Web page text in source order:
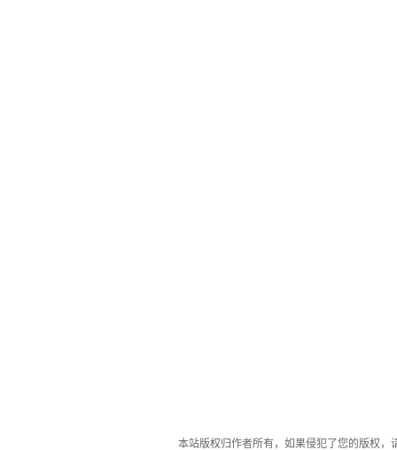
本站版权归作者所有，如果侵犯了您的版权